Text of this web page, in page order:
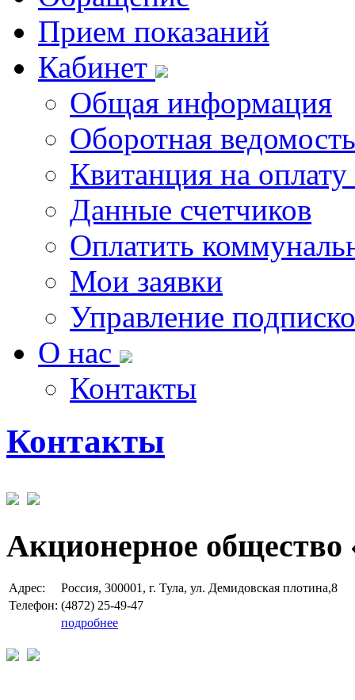
Прием показаний
Кабинет
Общая информация
Оборотная ведомость
Квитанция на
Данные счетчиков
Оплатить
Мои заявки
Управление
О нас
Контакты
Контакты
Акционерное общество
Адрес:
Россия, 300001, г. Тула, ул. Демидовская плотина,8
Телефон: (4872) 25-49-47
подробнее